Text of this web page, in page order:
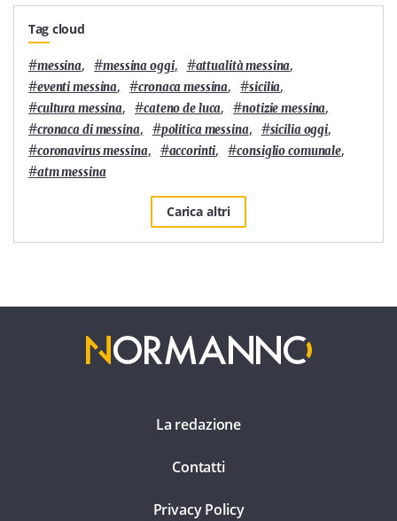
Tag cloud
#messina, #messina oggi, #attualità messina,
#eventi messina, #cronaca messina, #sicilia,
#cultura messina, #cateno de luca, #notizie messina,
#cronaca di messina, #politica messina, #sicilia oggi,
#coronavirus messina, #accorinti, #consiglio comunale,
#atm messina
Carica altri
La redazione
Contatti
Privacy Policy